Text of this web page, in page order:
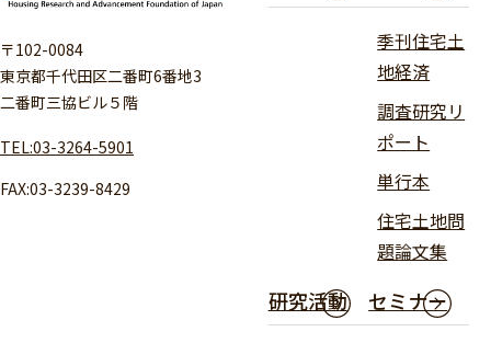
〒102-0084
東京都千代田区二番町6番地3
二番町三協ビル５階
TEL:03-3264-5901
FAX:03-3239-8429
季刊住宅土
地経済
調査研究リ
ポート
単行本
住宅土地問
題論文集
研究活動 セミナー